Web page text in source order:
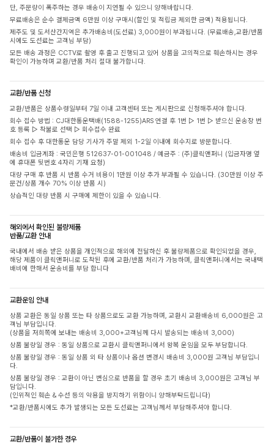
단, 주문량이 폭주하는 경우 배송이 지연될 수 있으니 양해바랍니다.
무료배송은 순수 결제금액 6만원 이상 구매시(할인 및 적립금 제외한 금액) 적용됩니다.
제주도 및 도서산간지역은 추가배송비(도선료) 3,000원이 부과됩니다. (무료배송,교환/반품
시에도 도선료는 고객님 부담)
모든 배송 과정은 CCTV로 촬영 후 출고 진행되고 있어 상품을 고의적으로 훼손하시는 경우
확인이 가능하며 교환/반품 처리 절대 불가합니다.
교환/반품 신청
교환/반품은 상품수령일부터 7일 이내 고객센터 또는 게시판으로 신청해주셔야 합니다.
회수 접수 방법 : CJ대한통운택배(1588-1255)ARS 연결 후 1번 ▷ 1번 ▷ 받으신 운송장 번
호 등록 ▷ 착불로 선택 ▷ 회수접수 완료
회수 접수 후 대한통운 담당 기사가 주말 제외 1-2일 이내에 회수지로 방문합니다.
배송비 입금계좌 : 국민은행 512637-01-001048 / 예금주 : (주)클릭앤퍼니 (입금자명 옆
에 휴대폰 뒷번호 4자리 기재 요청)
대량 구매 후 반품 시 반품 수거 비용이 1만원 이상 추가 부과될 수 있습니다. (30만원 이상 주
문건/상품 개수 70% 이상 반품 시)
상습적인 대량 반품 시 구매에 제한이 있을 수 있습니다.
해외에서 확인된 불량제품
반품/교환 안내
국내에서 배송 받은 상품을 개인적으로 해외에 전달하신 후 불량제품으로 확인되었을 경우,
해당 제품이 클릭앤퍼니로 도착된 후에 교환/반품 처리가 가능하며, 클릭앤퍼니에서는 국내택
배비에 한해서 운송비를 부담 합니다
교환운임 안내
상품 교환은 동일 상품 또는 타 상품으로도 교환 가능하며, 교환시 교환배송비 6,000원은 고
객님 부담입니다.
(상품을 저희쪽에 보내는 배송비 3,000+고객님께 다시 발송되는 배송비 3,000)
상품 불량일 경우 : 동일 상품으로 교환시 클릭앤퍼니에서 왕복 운임을 모두 부담합니다.
상품 불량일 경우 : 동일 상품 외 타 상품이나 옵션 변경시 배송비 3,000원 고객님 부담입니
다.
상품 불량일 경우 : 교환이 아닌 변심으로 반품을 할 경우 초기 배송비 3,000원은 고객님 부
담입니다.
(인위적인 훼손 & 수선 등의 악용을 방지하기 위함이니 양해부탁드립니다)
*교환/반품시에도 추가 발생되는 모든 도선료는 고객님께서 부담해주셔야 합니다.
교환/반품이 불가한 경우